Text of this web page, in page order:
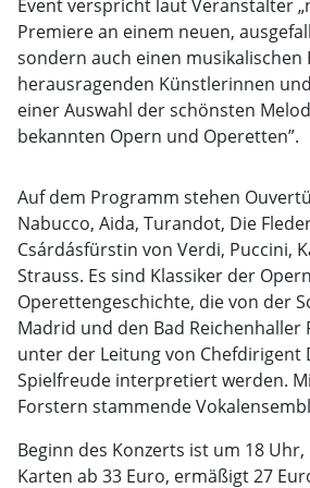
Event verspricht laut Veranstalter
Premiere an einem neuen,
sondern auch einen musikalischen
herausragenden Künstlerinnen
einer Auswahl der schönsten
bekannten Opern und Operetten”.
Auf dem Programm stehen
Nabucco, Aida, Turandot, Die
Csárdásfürstin von Verdi, Puccini,
Strauss. Es sind Klassiker der
Operettengeschichte, die von der
Madrid und den Bad
unter der Leitung von Chefdirigent
Spielfreude interpretiert werden.
Forstern stammende
Beginn des Konzerts ist um 18 Uhr,
Karten ab 33 Euro, ermäßigt 27